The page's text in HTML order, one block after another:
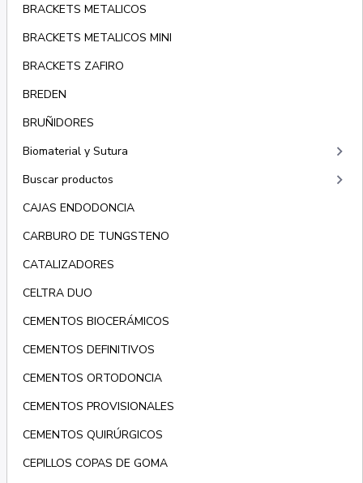
BRACKETS METALICOS
BRACKETS METALICOS MINI
BRACKETS ZAFIRO
BREDEN
BRUÑIDORES
Biomaterial y Sutura
keyboard_arrow_right
Buscar productos keyboard_arrow_right
CAJAS ENDODONCIA
CARBURO DE TUNGSTENO
CATALIZADORES
CELTRA DUO
CEMENTOS BIOCERÁMICOS
CEMENTOS DEFINITIVOS
CEMENTOS ORTODONCIA
CEMENTOS PROVISIONALES
CEMENTOS QUIRÚRGICOS
CEPILLOS COPAS DE GOMA